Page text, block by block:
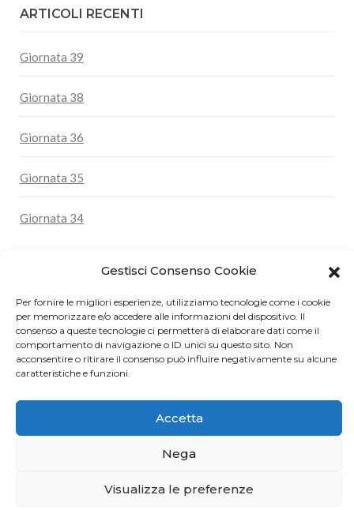
Gestisci Consenso Cookie
Per fornire le migliori esperienze, utilizziamo tecnologie come i cookie
per memorizzare e/o accedere alle informazioni del dispositivo. Il
consenso a queste tecnologie ci permetterà di elaborare dati come il
comportamento di navigazione o ID unici su questo sito. Non
acconsentire o ritirare il consenso può influire negativamente su alcune
caratteristiche e funzioni.
Accetta
Nega
Visualizza le preferenze
ARTICOLI RECENTI
Giornata 39
Giornata 38
Giornata 36
Giornata 35
Giornata 34
Powered byKpurple
Privacy Policy